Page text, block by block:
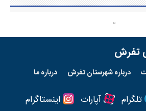
تفرش
درباره شهرستان تفرش درباره ما
تلگرام آپارات اینستاگرام